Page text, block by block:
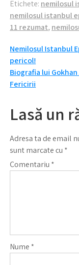
despre Nedim!
Etichete: nemilosul
nemilosul istanbul
11 rezumat,
Navigare
în
articole
Nemilosul Istanbul
pericol!
Biografia lui
Fericirii
Lasă un
Adresa ta de email
sunt marcate cu *
Comentariu *
Nume *